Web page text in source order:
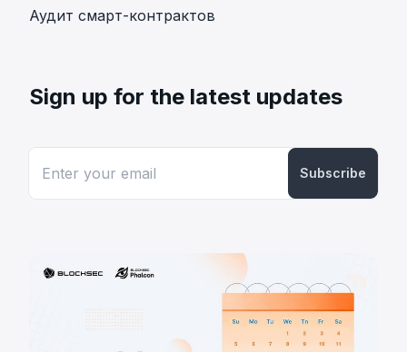
Аудит смарт-контрактов
Sign up for the latest updates
Subscribe